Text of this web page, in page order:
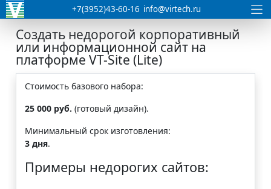
+7(3952)43-60-16 info@virtech.ru
Создать недорогой корпоративный
или информационной сайт на
платформе VT-Site (Lite)
Стоимость базового набора:
25 000 руб. (готовый дизайн).
Минимальный срок изготовления:
3 дня.
Примеры недорогих сайтов: